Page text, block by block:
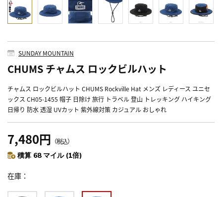
SUNDAY MOUNTAIN
CHUMS チャムス ロックビルハット
チャムス ロックビルハット CHUMS Rockville Hat メンズ レディース ユニセ
ックス CH05-1455 帽子 日除け 旅行 トラベル 登山 トレッキング ハイキング
日帰り 防水 透湿 UVカット 紫外線対策 カジュアル おしゃれ
7,480円 （税込）
積算 68 マイル (1倍)
在庫